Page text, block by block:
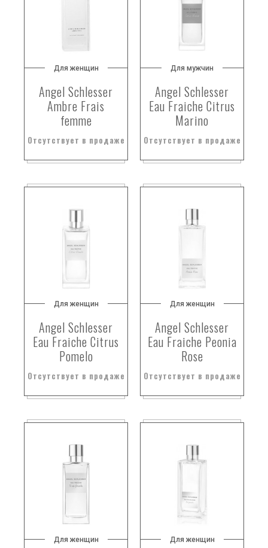
Для женщин
Angel Schlesser
Ambrе Frais
femme
Отсутствует в продаже
Для мужчин
Angel Schlesser
Eau Fraiche Citrus
Marino
Отсутствует в продаже
Для женщин
Angel Schlesser
Eau Fraiche Citrus
Pomelo
Отсутствует в продаже
Для женщин
Angel Schlesser
Eau Fraiche Peonia
Rose
Отсутствует в продаже
Для женщин Для женщин